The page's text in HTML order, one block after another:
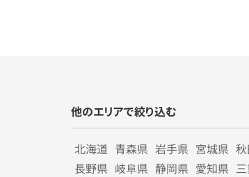
他のエリアで絞り込む
北海道 青森県 岩手県 宮城県
長野県 岐阜県 静岡県 愛知県